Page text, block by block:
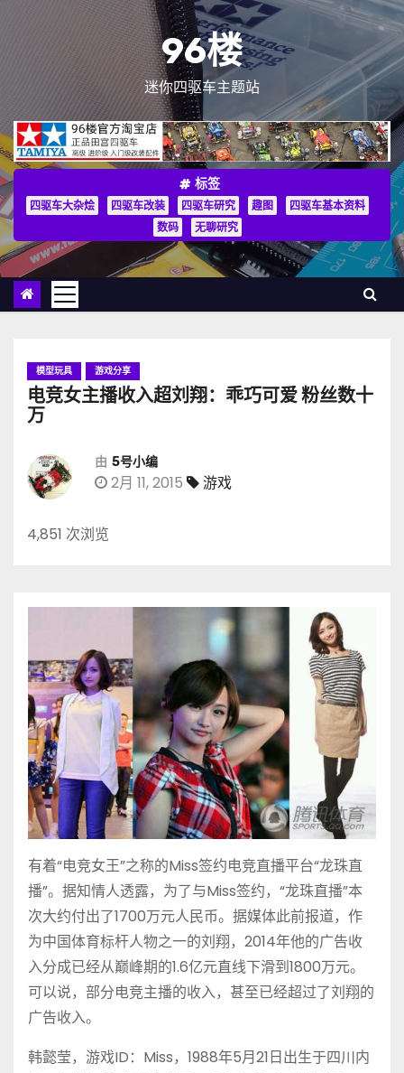
96楼
迷你四驱车主题站
标签
四驱车大杂烩 四驱车改装 四驱车研究 趣图
四驱车基本资料
数码
无聊研究
模型玩具 游戏分享
电竞女主播收入超刘翔：乖巧可爱 粉丝数十
万
由 5号小编
2月 11, 2015 游戏
4,851 次浏览
有着“电竞女王”之称的Miss签约电竞直播平台“龙珠直
播”。据知情人透露，为了与Miss签约，“龙珠直播”本
次大约付出了1700万元人民币。据媒体此前报道，作
为中国体育标杆人物之一的刘翔，2014年他的广告收
入分成已经从巅峰期的1.6亿元直线下滑到1800万元。
可以说，部分电竞主播的收入，甚至已经超过了刘翔的
广告收入。
韩懿莹，游戏ID：Miss，1988年5月21日出生于四川内